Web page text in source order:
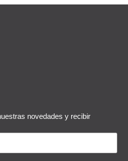
novedades y recibir